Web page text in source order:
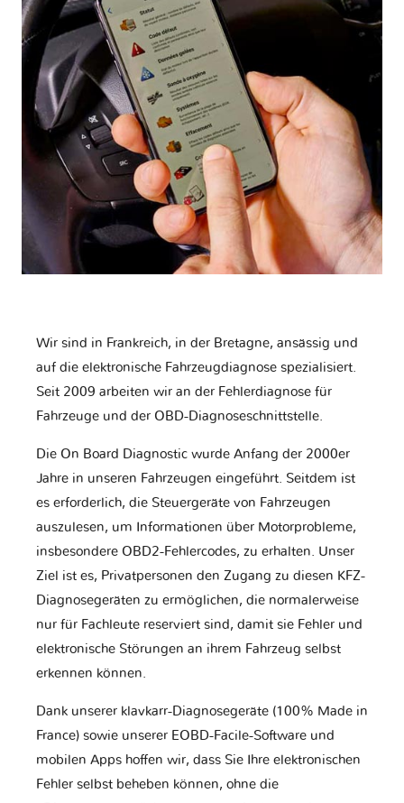
Wir sind in Frankreich, in der Bretagne, ansässig und
auf die elektronische Fahrzeugdiagnose spezialisiert.
Seit 2009 arbeiten wir an der Fehlerdiagnose für
Fahrzeuge und der OBD-Diagnoseschnittstelle.
Die On Board Diagnostic wurde Anfang der 2000er
Jahre in unseren Fahrzeugen eingeführt. Seitdem ist
es erforderlich, die Steuergeräte von Fahrzeugen
auszulesen, um Informationen über Motorprobleme,
insbesondere OBD2-Fehlercodes, zu erhalten. Unser
Ziel ist es, Privatpersonen den Zugang zu diesen KFZ-
Diagnosegeräten zu ermöglichen, die normalerweise
nur für Fachleute reserviert sind, damit sie Fehler und
elektronische Störungen an ihrem Fahrzeug selbst
erkennen können.
Dank unserer klavkarr-Diagnosegeräte (100% Made in
France) sowie unserer EOBD-Facile-Software und
mobilen Apps hoffen wir, dass Sie Ihre elektronischen
Fehler selbst beheben können, ohne die